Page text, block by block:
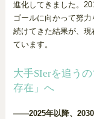
進化してきました。
ゴールに向かって努
続けてきた結果が、
ています。
大手SIerを追う
存在」へ
——2025年以降、2030